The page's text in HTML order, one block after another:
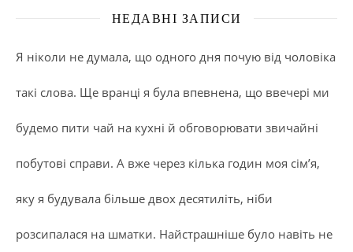
НЕДАВНІ ЗАПИСИ
Я ніколи не думала, що одного дня почую від чоловіка
такі слова. Ще вранці я була впевнена, що ввечері ми
будемо пити чай на кухні й обговорювати звичайні
побутові справи. А вже через кілька годин моя сім’я,
яку я будувала більше двох десятиліть, ніби
розсипалася на шматки. Найстрашніше було навіть не